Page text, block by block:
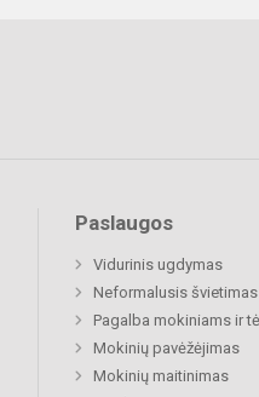
Paslaugos
Vidurinis ugdymas
Neformalusis švietimas
Pagalba mokiniams ir
Mokinių pavėžėjimas
Mokinių maitinimas